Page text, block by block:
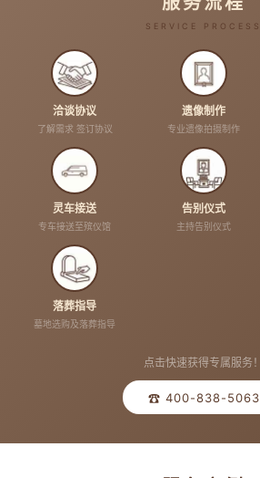
SERVICE PROCESS
洽谈协议
了解需求 签订协议
遗像制作
专业遗像拍摄制作
灵车接送
专车接送至殡仪馆
告别仪式
主持告别仪式
落葬指导
墓地选购及落葬指导
点击快速获得专属服务！
☎ 400-838-5063